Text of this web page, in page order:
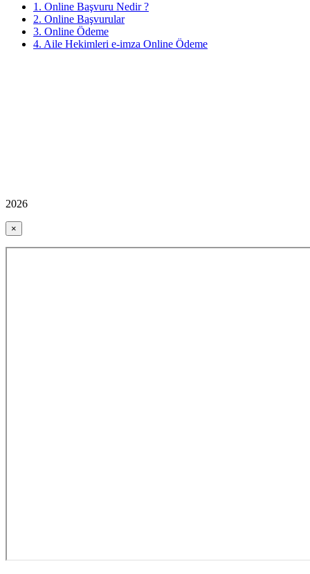
1. Online Başvuru Nedir ?
2. Online Başvurular
3. Online Ödeme
4. Aile Hekimleri e-imza Online Ödeme
2026
×